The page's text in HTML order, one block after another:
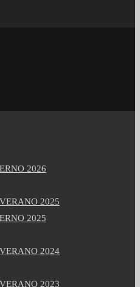
2026
2025
2025
2024
2023